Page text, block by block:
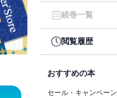
続巻一覧
閲覧履歴
おすすめの本
セール・キャンペーン